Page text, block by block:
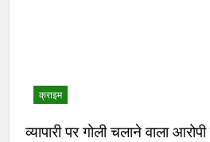
क्राइम
व्यापारी पर गोली चलाने वाला